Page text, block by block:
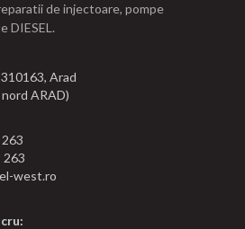
de injectoare, pompe
DIESEL.
Arad
ARAD)
263
west.ro